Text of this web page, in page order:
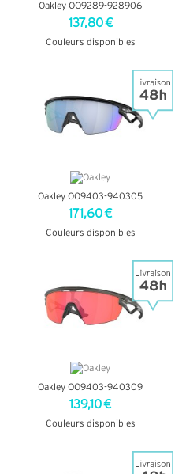
Oakley OO9289-928906
137,80 €
Couleurs disponibles
Oakley OO9403-940305
171,60 €
Couleurs disponibles
Oakley OO9403-940309
139,10 €
Couleurs disponibles